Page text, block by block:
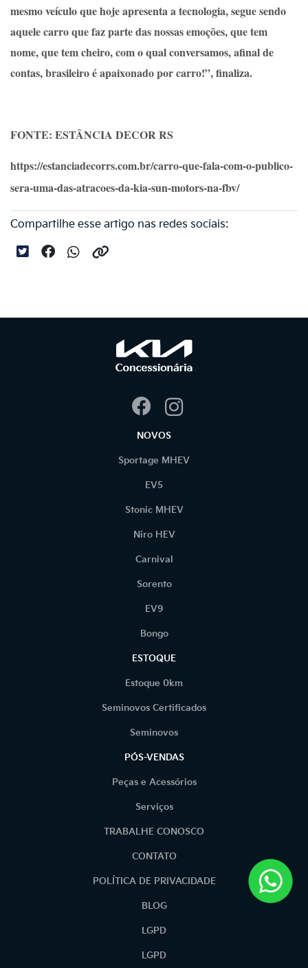
mesmo veículo que hoje apresenta a tecnologia, segue sendo
aquele carro que faz parte das nossas emoções, que tem
nome, que tem cheiro, com o qual conversamos, afinal de
contas, brasileiro é apaixonado por carro!”, finaliza.
FONTE: ESTÂNCIA DECOR RS
https://estanciadecorrs.com.br/carro-que-fala-com-o-publico-
sera-uma-das-atracoes-da-kia-sun-motors-na-fbv/
Compartilhe esse artigo nas redes sociais:
NOVOS
Sportage MHEV
EV5
Stonic MHEV
Niro HEV
Carnival
Sorento
EV9
Bongo
ESTOQUE
Estoque 0km
Seminovos Certificados
Seminovos
PÓS-VENDAS
Peças e Acessórios
Serviços
TRABALHE CONOSCO
CONTATO
POLÍTICA DE PRIVACIDADE
BLOG
LGPD
LGPD